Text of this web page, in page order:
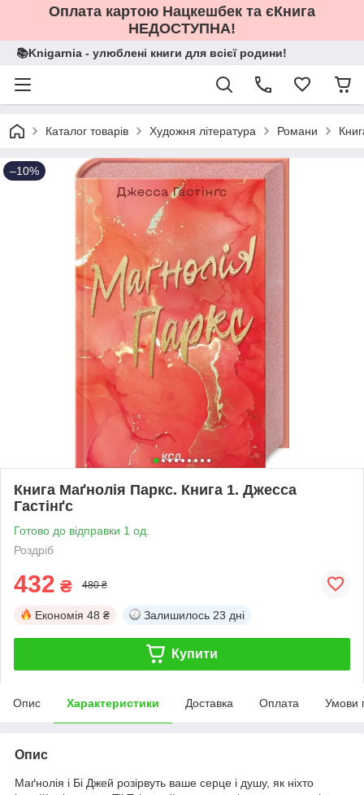
Оплата картою Нацкешбек та єКнига
НЕДОСТУПНА!
📚Knigarnia - улюблені книги для всієї родини!
Каталог товарів Художня література Романи
–10%
Книга Маґнолія Паркс. Книга 1. Джесса
Гастінґс
Готово до відправки 1 од.
Роздріб
432 ₴ 480 ₴
Економія 48 ₴ Залишилось 23 дні
Купити
Опис Характеристики Доставка Оплата Умови
Опис
Маґнолія і Бі Джей розірвуть ваше серце і душу, як ніхто